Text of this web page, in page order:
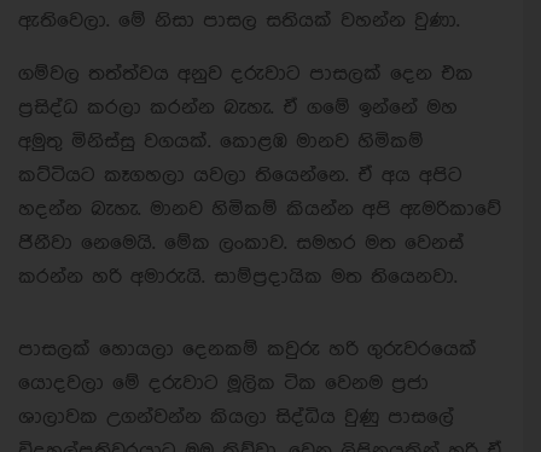
ඇතිවෙලා. මේ නිසා පාසල සතියක් වහන්න වුණා.
ගම්වල තත්ත්වය අනුව දරුවාට පාසලක් දෙන එක
ප්‍රසිද්ධ කරලා කරන්න බැහැ. ඒ ගමේ ඉන්නේ මහ
අමුතු මිනිස්සු වගයක්. කොළඹ මානව හිමිකම්
කට්ටියට කෑගහලා යවලා තියෙන්නෙ. ඒ අය අපිට
හදන්න බැහැ. මානව හිමිකම් කියන්න අපි ඇමරිකාවේ
ජිනීවා නෙමෙයි. මේක ලංකාව. සමහර මත වෙනස්
කරන්න හරි අමාරුයි. සාම්ප්‍රදායික මත තියෙනවා.
පාසලක් හොයලා දෙනකම් කවුරු හරි ගුරුවරයෙක්
යොදවලා මේ දරුවාට මූලික ටික වෙනම ප්‍රජා
ශාලාවක උගන්වන්න කියලා සිද්ධිය වුණු පාසලේ